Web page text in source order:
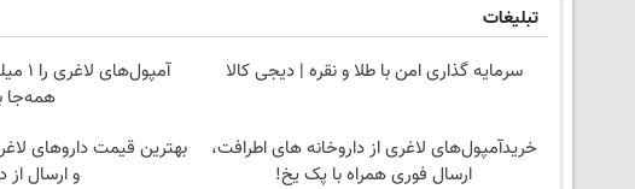
تبلیغات
سرمایه گذاری امن با طلا و نقره | دیجی کالا
همه‌جا
خریدآمپول‌های لاغری از داروخانه های اطرافت،
ارسال فوری همراه با پک یخ!
و ارسال از